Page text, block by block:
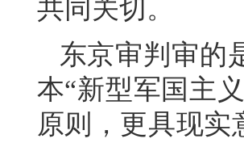
共同关切。
东京审判审的
本“新型军国主
原则，更具现